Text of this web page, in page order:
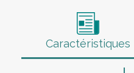
Caractéristiques